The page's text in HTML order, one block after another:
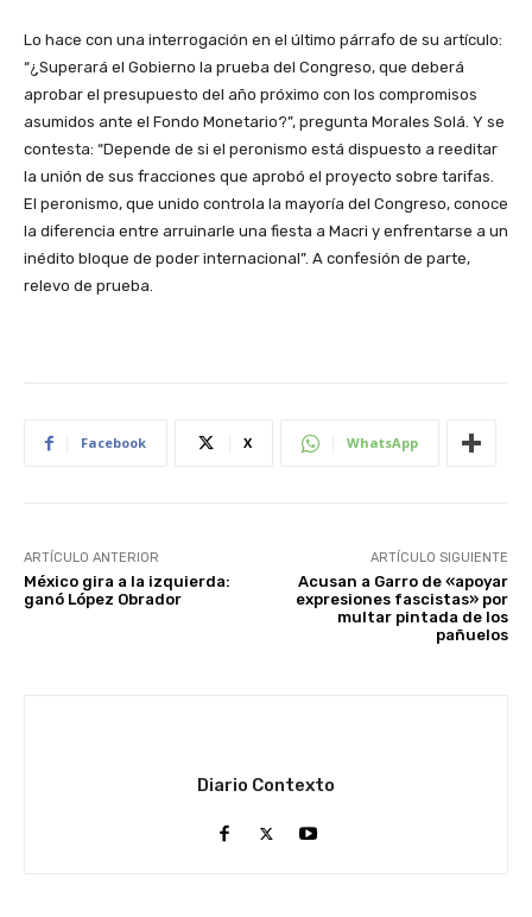
Lo hace con una interrogación en el último párrafo de su artículo:
“¿Superará el Gobierno la prueba del Congreso, que deberá
aprobar el presupuesto del año próximo con los compromisos
asumidos ante el Fondo Monetario?”, pregunta Morales Solá. Y se
contesta: “Depende de si el peronismo está dispuesto a reeditar
la unión de sus fracciones que aprobó el proyecto sobre tarifas.
El peronismo, que unido controla la mayoría del Congreso, conoce
la diferencia entre arruinarle una fiesta a Macri y enfrentarse a un
inédito bloque de poder internacional”. A confesión de parte,
relevo de prueba.
Facebook X WhatsApp
ARTÍCULO ANTERIOR
México gira a la izquierda:
ganó López Obrador
ARTÍCULO SIGUIENTE
Acusan a Garro de «apoyar
expresiones fascistas» por
multar pintada de los
pañuelos
Diario Contexto